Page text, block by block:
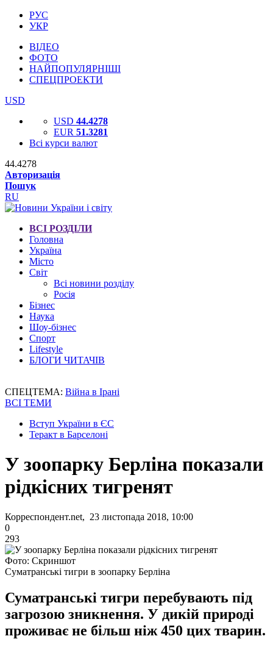
РУС
УКР
ВІДЕО
ФОТО
НАЙПОПУЛЯРНІШІ
СПЕЦПРОЕКТИ
USD
USD 44.4278
EUR 51.3281
Всі курси валют
44.4278
Авторизація
Пошук
RU
ВСІ РОЗДІЛИ
Головна
Україна
Місто
Світ
Всі новини розділу
Росія
Бізнес
Наука
Шоу-бізнес
Спорт
Lifestyle
БЛОГИ ЧИТАЧІВ
СПЕЦТЕМА: Війна в Ірані
ВСІ ТЕМИ
Вступ України в ЄС
Теракт в Барселоні
У зоопарку Берліна показали
рідкісних тигренят
Корреспондент.net, 23 листопада 2018, 10:00
0
293
Фото: Скриншот
Суматранські тигри в зоопарку Берліна
Суматранські тигри перебувають під
загрозою зникнення. У дикій природі
проживає не більш ніж 450 цих тварин.